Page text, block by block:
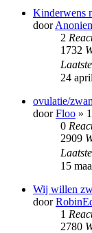
Kinderwens
door
2
1732
24
ovulatie/
doorFloo »
0
2909
15
Wij willen
door
1
2780